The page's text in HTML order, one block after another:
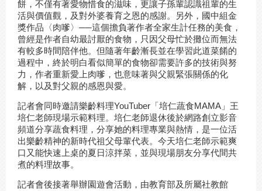
餅，不僅有著愛物惜食的滋味，更讓子孫輩認識祖輩的生
活與價值觀，及對外婆養育之恩的感謝。另外，國中組金
獎作品〈肉嗲〉──這個擔負著作者全家生計任務的美食，
曾經是作者自幼最討厭的食物，只因父母忙於攤位而無法
有較多時間陪伴他。但隨著年齡漸長並在學習此道菜餚的
過程中，終於明白看似簡單的食物卻需要許多的技術與努
力，作者重新愛上肉嗲，也意味著與父親緊張關係的化
解，以及對父親的感恩與愛。
記者會同時邀請樂齡料理YouTuber「培仁蔬食MAMA」王
培仁老師現場示範料理。培仁老師退休後於網路創立影音
頻道分享蔬食料理，分享她的料理專業與熱情，是一位活
出樂齡精神的新時代祖父母輩代表。今天培仁老師示範爽
口又能快速上桌的夏日涼拌菜，並與現場朋友分享代間共
煮的料理故事。
記者會後接著舉辦園遊會活動，由教育部及所屬社教館